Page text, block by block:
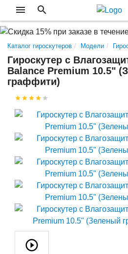
Каталог гироскутеров Модели
Гироскутер с
Balance Premium 10.5"
граффити)